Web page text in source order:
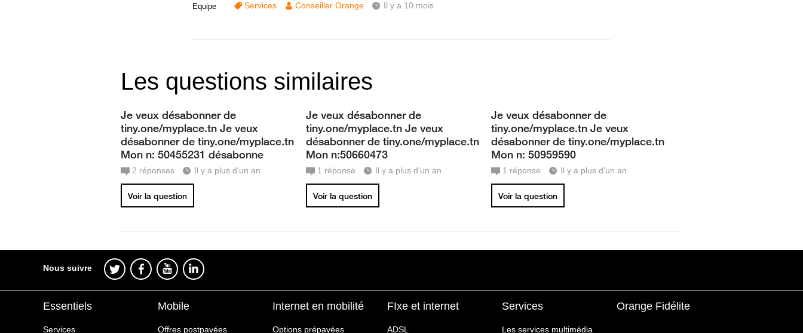
Equipe
Services
Conseiller Orange Il y a 10 mois
Les questions similaires
Je veux désabonner de
tiny.one/myplace.tn Je veux
désabonner de tiny.one/myplace.tn
Mon n: 50455231 désabonne
2 réponses Il y a plus d'un an
Voir la question
Je veux désabonner de
tiny.one/myplace.tn Je veux
désabonner de tiny.one/myplace.tn
Mon n:50660473
1 réponse Il y a plus d'un an
Voir la question
Je veux désabonner de
tiny.one/myplace.tn Je veux
désabonner de tiny.one/myplace.tn
Mon n: 50959590
1 réponse Il y a plus d'un an
Voir la question
Nous suivre
Essentiels
Services
Mobile
Offres postpayées
Internet en mobilité
Options prépayées
FIxe et internet
ADSL
Services
Les services multimédia
Orange Fidélite